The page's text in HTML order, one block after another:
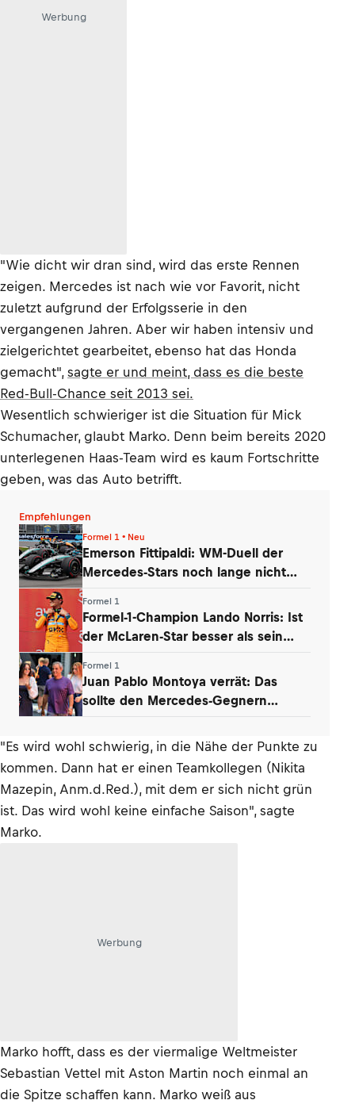
Werbung
"Wie dicht wir dran sind, wird das erste Rennen
zeigen. Mercedes ist nach wie vor Favorit, nicht
zuletzt aufgrund der Erfolgsserie in den
vergangenen Jahren. Aber wir haben intensiv und
zielgerichtet gearbeitet, ebenso hat das Honda
gemacht", sagte er und meint, dass es die beste
Red-Bull-Chance seit 2013 sei.
Wesentlich schwieriger ist die Situation für Mick
Schumacher, glaubt Marko. Denn beim bereits 2020
unterlegenen Haas-Team wird es kaum Fortschritte
geben, was das Auto betrifft.
Empfehlungen
Formel 1 • Neu
Emerson Fittipaldi: WM-Duell der
Mercedes-Stars noch lange nicht
Formel 1
Formel-1-Champion Lando Norris: Ist
der McLaren-Star besser als sein
Formel 1
Juan Pablo Montoya verrät: Das
sollte den Mercedes-Gegnern
"Es wird wohl schwierig, in die Nähe der Punkte zu
kommen. Dann hat er einen Teamkollegen (Nikita
Mazepin, Anm.d.Red.), mit dem er sich nicht grün
ist. Das wird wohl keine einfache Saison", sagte
Marko.
Werbung
Marko hofft, dass es der viermalige Weltmeister
Sebastian Vettel mit Aston Martin noch einmal an
die Spitze schaffen kann. Marko weiß aus